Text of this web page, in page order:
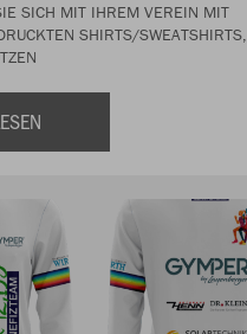
SICH MIT IHREM VEREIN MIT
SHIRTS/SWEATSHIRTS,